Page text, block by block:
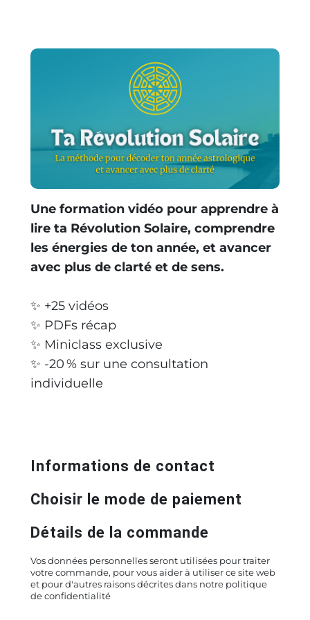
Une formation vidéo pour apprendre à
lire ta Révolution Solaire, comprendre
les énergies de ton année, et avancer
avec plus de clarté et de sens.
✨ +25 vidéos
✨ PDFs récap
✨ Miniclass exclusive
✨ -20 % sur une consultation
individuelle
Informations de contact
Choisir le mode de paiement
Détails de la commande
Vos données personnelles seront utilisées pour traiter
votre commande, pour vous aider à utiliser ce site web
et pour d'autres raisons décrites dans notre politique
de confidentialité